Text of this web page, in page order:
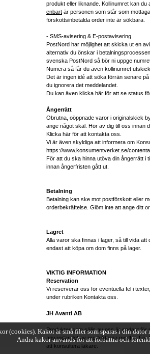
produkt eller liknande. Kollinumret kan du
enbart är personen som står som
förskottsinbetalda order inte är sökbara.
- SMS-avisering & E-postavisering
PostNord har möjlighet att skicka ut en
alternativ du önskar i betalningsprocessen.
svenska PostNord så bör ni uppge
Numera så får du även kollinumret
Det är ingen idé att söka förrän senare
du ignorera det meddelandet.
Du kan även klicka här för att se status
Ångerrätt
Obrutna, oöppnade varor i originalskick
ange något skäl. Hör av dig till oss innan
Klicka här för att kontakta oss.
Vi är även skyldiga att informera om
https://www.konsumentverket.se/
För att du ska hinna utöva din ångerrätt i
innan ångerfristen gått ut.
Betalning
Betalning kan ske mot postförskott eller
orderbekräftelse. Glöm inte att ange ditt
Lagret
Alla varor ska finnas i lager, så till vida att
endast att köpa om dom finns på lager.
VIKTIG INFORMATION
Reservation
Vi reserverar oss för eventuella fel i
under rubriken Kontakta oss.
JH Avanti AB
Produkter som säljs av oss är endast för
användandet av produkterna medför.
att konsultera läkare.
(cookies). Kakor är små filer som sparas i din
Andra kakor används för att förbättra och